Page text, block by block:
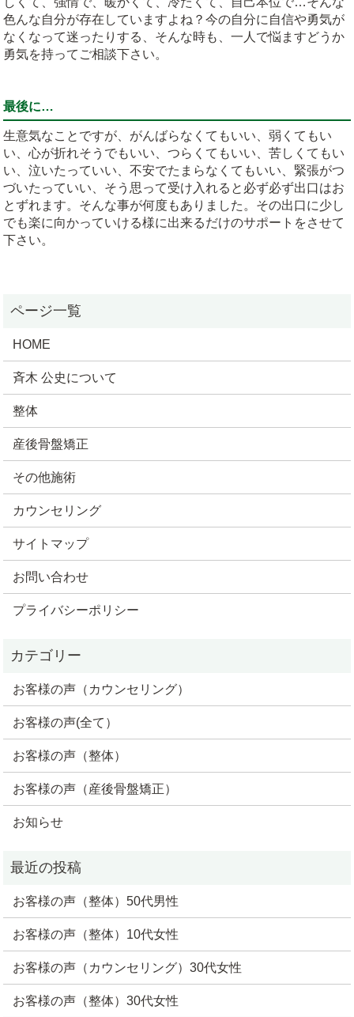
色んな自分が存在していますよね？今の自分に自信や勇気が
なくなって迷ったりする、そんな時も、一人で悩ますどうか
勇気を持ってご相談下さい。
最後に…
生意気なことですが、がんばらなくてもいい、弱くてもい
い、心が折れそうでもいい、つらくてもいい、苦しくてもい
い、泣いたっていい、不安でたまらなくてもいい、緊張がつ
づいたっていい、そう思って受け入れると必ず必ず出口はお
とずれます。そんな事が何度もありました。その出口に少し
でも楽に向かっていける様に出来るだけのサポートをさせて
下さい。
HOME
斉木 公史について
整体
産後骨盤矯正
その他施術
カウンセリング
サイトマップ
お問い合わせ
プライバシーポリシー
お客様の声（カウンセリング）
お客様の声(全て）
お客様の声（整体）
お客様の声（産後骨盤矯正）
お知らせ
お客様の声（整体）50代男性
お客様の声（整体）10代女性
お客様の声（カウンセリング）30代女性
お客様の声（整体）30代女性